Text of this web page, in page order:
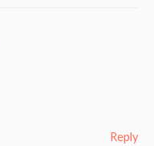
Reply